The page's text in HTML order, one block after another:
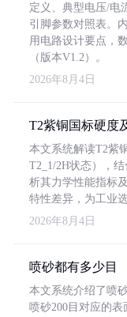
定义、典型电压/电
引脚参数对照表。
用电路设计要点，
（版本V1.2）。
2026年8月4日
T2紫铜国标硬度
本文系统解读T2紫
T2_1/2H状态），
析其力学性能指标
特性差异，为工业
2026年8月4日
喷砂都有多少目
本文系统介绍了喷
喷砂200目对应的表